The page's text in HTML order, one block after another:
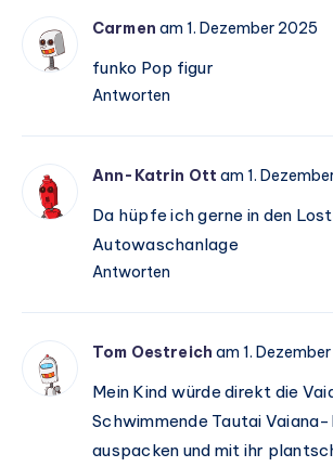
Carmen am 1. Dezember 2025
funko Pop figur
Antworten
Ann-Katrin Ott am 1.
Da hüpfe ich gerne in den
Autowaschanlage
Antworten
Tom Oestreich am 1.
Mein Kind würde direkt die
Schwimmende Tautai
auspacken und mit ihr